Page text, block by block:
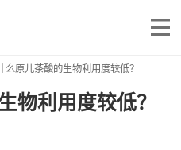
原儿茶酸的生物利用度较低？
物利用度较低？